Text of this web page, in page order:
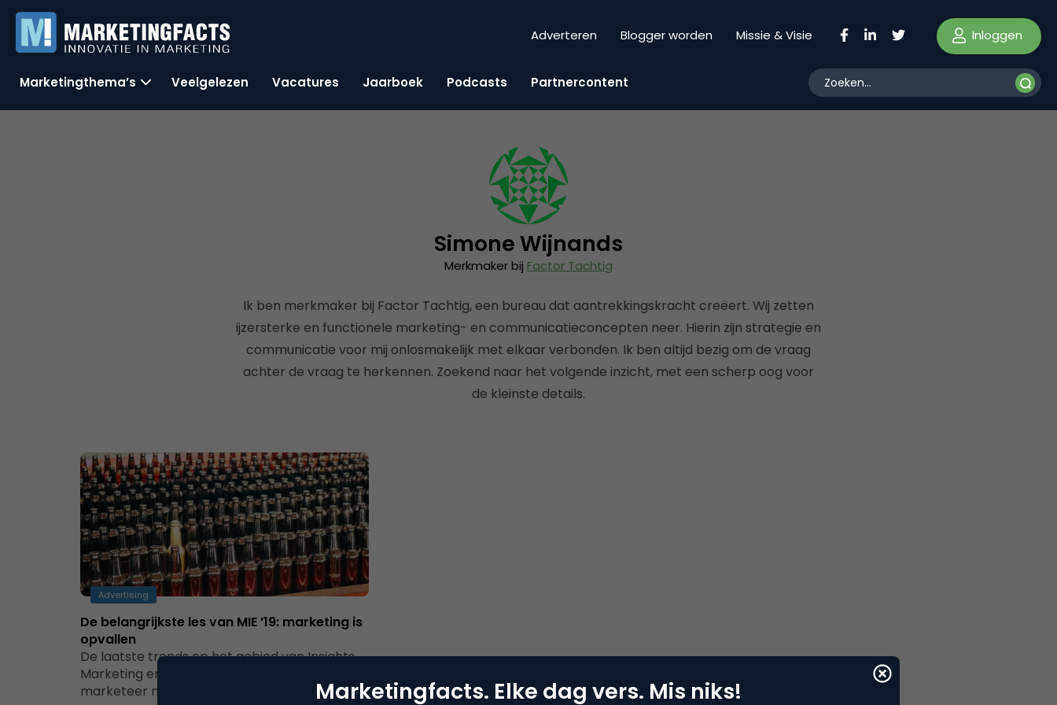
Adverteren Blogger worden Missie & Visie Inloggen
Marketingthema’s Veelgelezen Vacatures Jaarboek Podcasts Partnercontent
Simone Wijnands
Merkmaker bij Factor Tachtig
Ik ben merkmaker bij Factor Tachtig, een bureau dat aantrekkingskracht creëert. Wij zetten
ijzersterke en functionele marketing- en communicatieconcepten neer. Hierin zijn strategie en
communicatie voor mij onlosmakelijk met elkaar verbonden. Ik ben altijd bezig om de vraag
achter de vraag te herkennen. Zoekend naar het volgende inzicht, met een scherp oog voor
de kleinste details.
Advertising
De belangrijkste les van MIE ’19: marketing is
opvallen
De laatste trends op het gebied van Insights,
Marketing en Analytics: daar zijn we als
marketeer natuurlijk altijd benieuwd naar.…Marketingfacts. Elke dag vers. Mis niks!